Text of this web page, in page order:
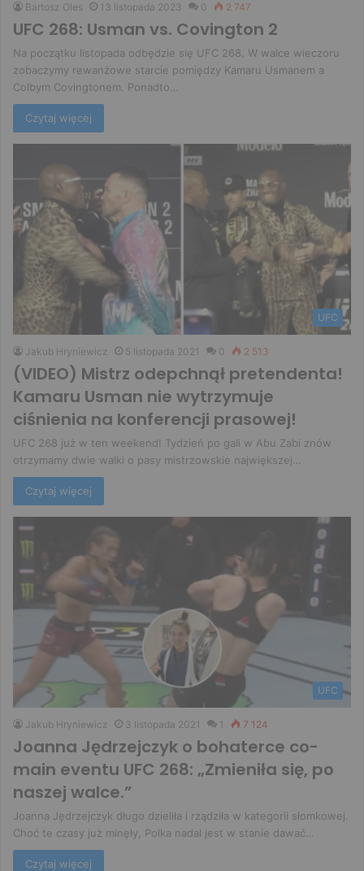
Bartosz Oles 13 listopada 2023 0 2 747
UFC 268: Usman vs. Covington 2
Na początku listopada odbędzie się UFC 268. W walce wieczoru
zobaczymy rewanżowe starcie pomiędzy Kamaru Usmanem a
Colbym Covingtonem. Ponadto…
Czytaj więcej
UFC
Jakub Hryniewicz 5 listopada 2021 0 2 513
(VIDEO) Mistrz odepchnął pretendenta!
Kamaru Usman nie wytrzymuje
ciśnienia na konferencji prasowej!
UFC 268 już w ten weekend! Tydzień po gali w Abu Zabi znów
otrzymamy dwie walki o pasy mistrzowskie największej…
Czytaj więcej
UFC
Jakub Hryniewicz 3 listopada 2021 1 7 124
Joanna Jędrzejczyk o bohaterce co-
main eventu UFC 268: „Zmieniła się, po
naszej walce.”
Joanna Jędrzejczyk długo dzieliła i rządziła w kategorii słomkowej.
Choć te czasy już minęły, Polka nadal jest w stanie dawać…
Czytaj więcej